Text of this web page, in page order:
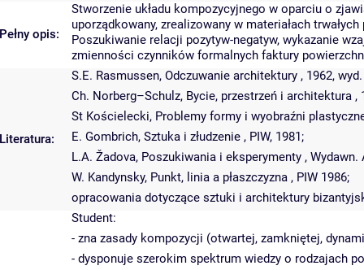
Pełny opis:
Stworzenie układu kompozycyjnego w oparciu o
uporządkowany, zrealizowany w materiałach
Poszukiwanie relacji pozytyw-negatyw, wykazanie
zmienności czynników formalnych faktury
Literatura:
S.E. Rasmussen, Odczuwanie architektury , 1962,
Ch. Norberg–Schulz, Bycie, przestrzeń i architektura ,
St Kościelecki, Problemy formy i wyobraźni
E. Gombrich, Sztuka i złudzenie , PIW, 1981;
L.A. Žadova, Poszukiwania i eksperymenty ,
W. Kandynsky, Punkt, linia a płaszczyzna , PIW 1986;
opracowania dotyczące sztuki i architektury
Student:
- zna zasady kompozycji (otwartej, zamkniętej,
- dysponuje szerokim spektrum wiedzy o rodzajach